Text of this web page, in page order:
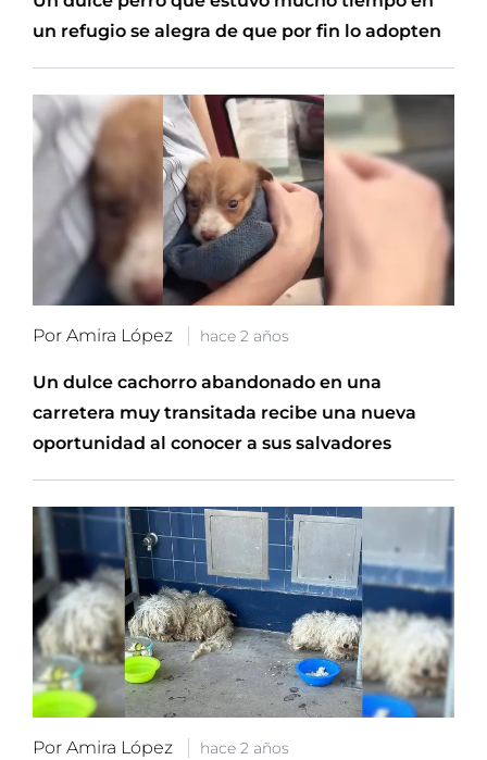
un refugio se alegra de que por fin lo adopten
Por Amira López hace 2 años
Un dulce cachorro abandonado en una
carretera muy transitada recibe una nueva
oportunidad al conocer a sus salvadores
Por Amira López hace 2 años